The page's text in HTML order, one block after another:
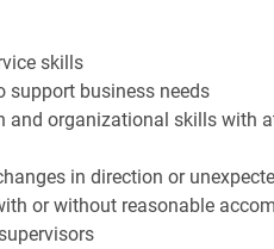
skills
support business needs
and organizational skills with
in direction or
or without reasonable